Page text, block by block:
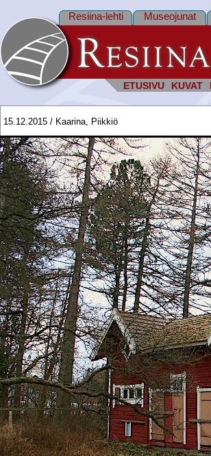
ETUSIVU KUVAT
Resiina-lehti Museojunat
15.12.2015 / Kaarina, Piikkiö